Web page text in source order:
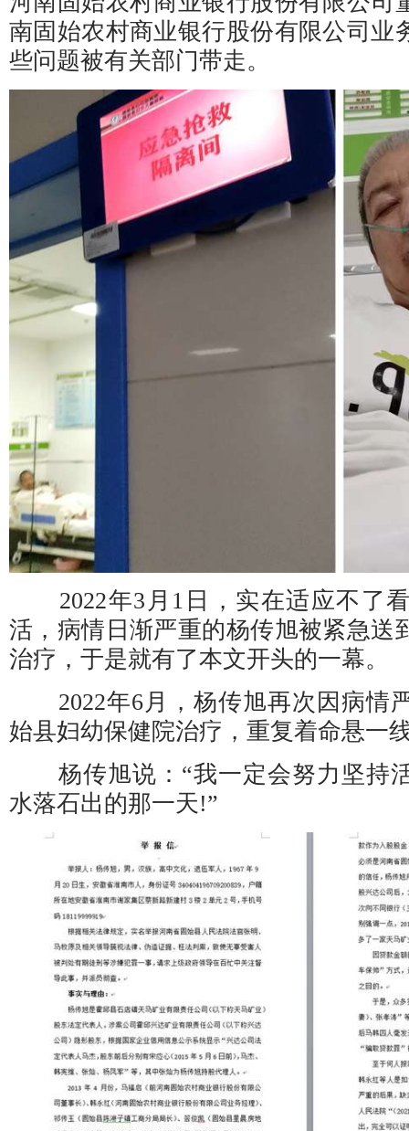
南固始农村商业银行股份有限公司业
些问题被有关部门带走。
2022年3月1日，实在适应不了
活，病情日渐严重的杨传旭被紧急送
治疗，于是就有了本文开头的一幕。
2022年6月，杨传旭再次因病情
始县妇幼保健院治疗，重复着命悬一
杨传旭说：“我一定会努力坚持
水落石出的那一天!”